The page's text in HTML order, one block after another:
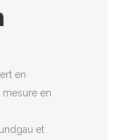
en
en
et